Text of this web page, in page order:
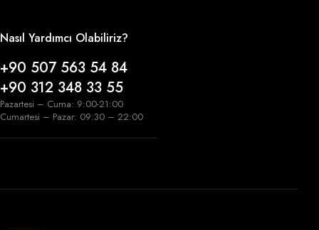
Nasıl Yardımcı Olabiliriz?
+90 507 563 54 84
+90 312 348 33 55
Pazartesi – Cuma: 9:00-21:00
Cumartesi – Pazar: 09:30 – 22:00